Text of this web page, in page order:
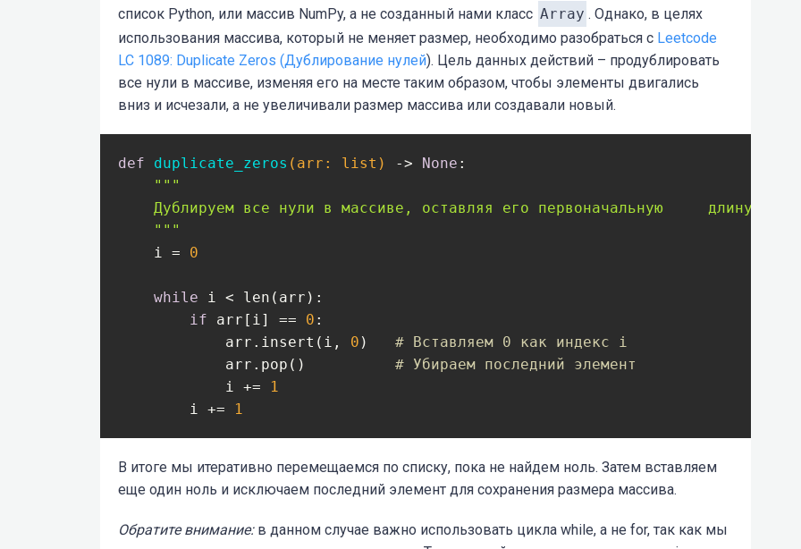
список Python, или массив NumPy, а не созданный нами класс Array . Однако, в целях
использования массива, который не меняет размер, необходимо разобраться с Leetcode
LC 1089: Duplicate Zeros (Дублирование нулей). Цель данных действий – продублировать
все нули в массиве, изменяя его на месте таким образом, чтобы элементы двигались
вниз и исчезали, а не увеличивали размер массива или создавали новый.
def duplicate_zeros (arr: list) -> None :
"""
Дублируем все нули в массиве, оставляя его первоначальную     длину.
    """
    i =
0
while i < len(arr):
if arr[i] == 0 :
            arr.insert(i,
0 ) # Вставляем 0 как индекс i
            arr.pop()
# Убираем последний элемент
            i +=
1
        i +=
1
В итоге мы итеративно перемещаемся по списку, пока не найдем ноль. Затем вставляем
еще один ноль и исключаем последний элемент для сохранения размера массива.
Обратите внимание: в данном случае важно использовать цикла while, а не for, так как мы